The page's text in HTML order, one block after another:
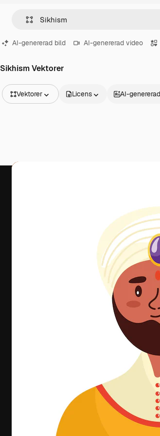
AI-genererad bild AI-genererad video
Sikhism Vektorer
Vektorer
Videor
Licens AI-
Den kreativa plattformen för att
ditt bästa arbete. Mer än 1 miljon
prenumeranter bland kreatörer,
byråer och studior.
Copyright © 2010- 2026 Freepik